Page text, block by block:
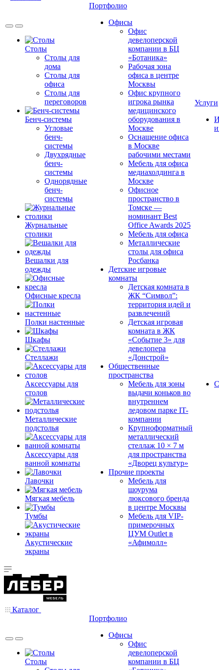
Столы
Столы для
дома
Столы для
офиса
Столы для
переговоров
Бенч-системы
Угловые
бенч-
системы
Двухрядные
бенч-
системы
Однорядные
бенч-
системы
Журнальные
столики
Вешалки для
одежды
Офисные кресла
Полки настенные
Шкафы
Стеллажи
Аксессуары для
столов
Металлические
подстолья
Аксессуары для
ванной комнаты
Лавочки
Мягкая мебель
Тумбы
Акустические
экраны
Портфолио
Офисы
Офис
девелоперской
компании в БЦ
«Ботаника»
Рабочая зона
офиса в центре
Москвы
Офис крупного
игрока рынка
медицинского
оборудования в
Москве
Оснащение офиса
в Москве
рабочими местами
Мебель для офиса
медиахолдинга в
Москве
Офисное
пространство в
Томске —
номинант Best
Office Awards 2025
Мебель для офиса
Металлические
столы для офиса
Росбанка
Детские игровые
комнаты
Детская комната в
ЖК “Символ”:
территория идей и
развлечений
Детская игровая
комната в ЖК
«Событие 3» для
девелопера
«Донстрой»
Общественные
пространства
Мебель для зоны
выдачи коньков во
внутреннем
ледовом парке IT-
компании
Крупноформатный
металлический
стеллаж 10 × 7 м
для пространства
«Дворец культур»
Прочие проекты
Мебель для
шоурума
люксового бренда
в центре Москвы
Мебель для VIP-
примерочных
ЦУМ Outlet в
«Афимолл»
Услуги
Каталог
Столы
Портфолио
Офисы
Офис
девелоперской
компании в БЦ